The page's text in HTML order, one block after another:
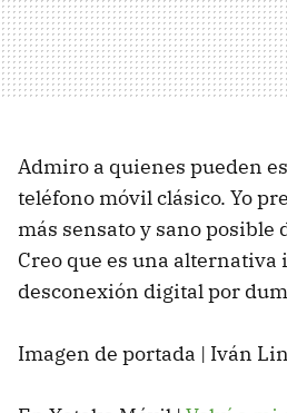
Admiro a quienes pueden
teléfono móvil clásico. Yo
más sensato y sano posible
Creo que es una alternativa
desconexión digital por
Imagen de portada | Iván